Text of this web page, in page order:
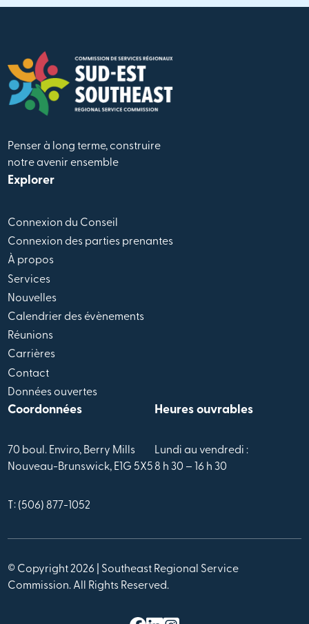
Penser à long terme, construire
notre avenir ensemble
Explorer
Connexion du Conseil
Connexion des parties prenantes
À propos
Services
Nouvelles
Calendrier des évènements
Réunions
Carrières
Contact
Données ouvertes
Coordonnées
70 boul. Enviro, Berry Mills
Nouveau-Brunswick, E1G 5X5
T: (506) 877-1052
Heures ouvrables
Lundi au vendredi :
8 h 30 – 16 h 30
© Copyright 2026 | Southeast Regional Service
Commission. All Rights Reserved.